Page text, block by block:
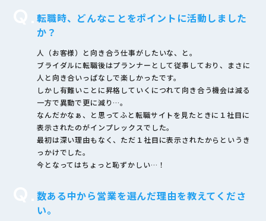
Q.転職時、どんなことをポイントに活動しました
か？
人（お客様）と向き合う仕事がしたいな、と。
ブライダルに転職後はプランナーとして従事しており、まさに
人と向き合いっぱなしで楽しかったです。
しかし有難いことに昇格していくにつれて向き合う機会は減る
一方で異動で更に減り…。
なんだかなぁ、と思ってふと転職サイトを見たときに１社目に
表示されたのがインプレックスでした。
最初は深い理由もなく、ただ１社目に表示されたからというき
っかけでした。
今となってはちょっと恥ずかしい…！
Q.数ある中から営業を選んだ理由を教えてくださ
い。